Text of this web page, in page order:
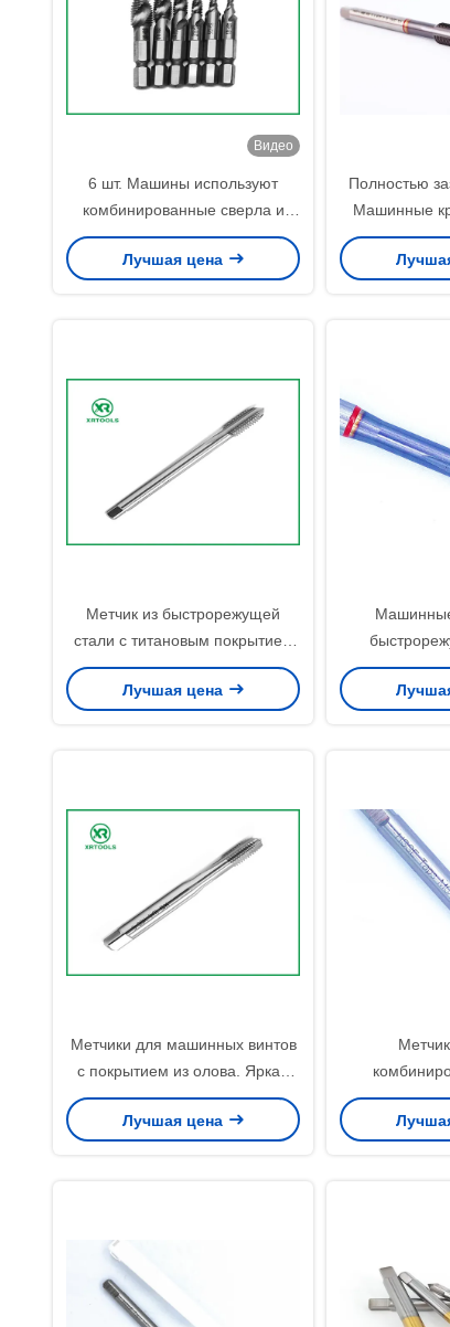
Видео
6 шт. Машины используют
комбинированные сверла и
краны HSS
Лучшая цена
Полностью
Машинные
DIN371 с
Метчик из быстрорежущей
стали с титановым покрытием
DIN371, инструмент для
нарезания резьбы, подходящий
Лучшая цена
нитрид-
метчики для
Метчики для машинных винтов
с покрытием из олова. Яркая
поверхность. Прочные
инструменты для нарезания
Лучшая цена